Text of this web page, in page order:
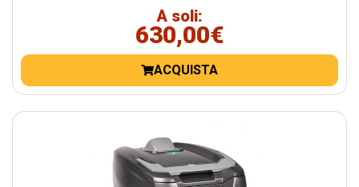
A soli:
630,00€
ACQUISTA